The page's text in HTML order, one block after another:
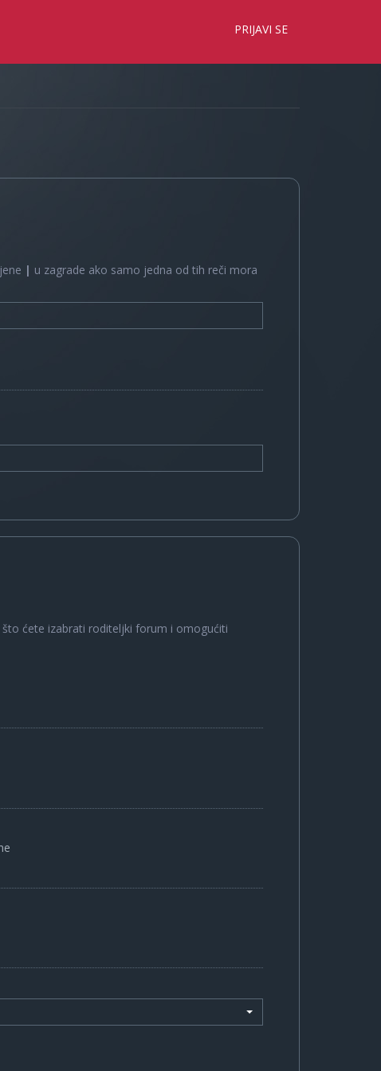
PRIJAVI SE
| u zagrade ako samo jedna od tih reči mora
ćete izabrati roditeljki forum i omogućiti